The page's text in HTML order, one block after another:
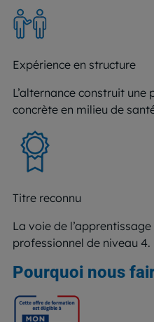
Expérience en structure
L’alternance construit une
concrète en milieu de
Titre reconnu
La voie de
professionnel de niveau 4.
Pourquoi nous